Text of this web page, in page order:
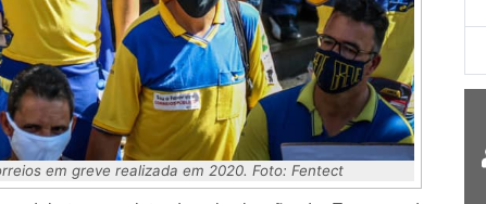
em greve realizada em 2020. Foto: Fentect